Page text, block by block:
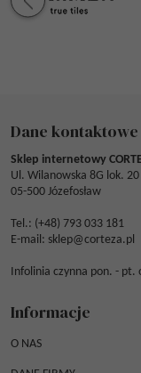
Dane kontaktowe
Sklep internetowy
Ul. Wilanowska 8G lok. 20
05-500 Józefosław
Tel.: (+48) 793 033 181
E-mail: sklep@corteza.pl
Infolinia czynna pon. - pt.
Informacje
O NAS